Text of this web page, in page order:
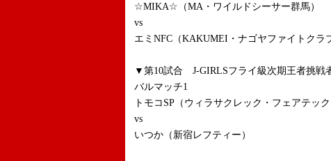
☆MIKA☆（MA・ワイルドシーサー群馬）
vs
エミNFC（KAKUMEI・ナゴヤファイトクラ
▼第10試合 J-GIRLSフライ級次期王者挑戦
バルマッチ1
トモコSP（ウィラサクレック・フェアテック
vs
いつか（新宿レフティー）